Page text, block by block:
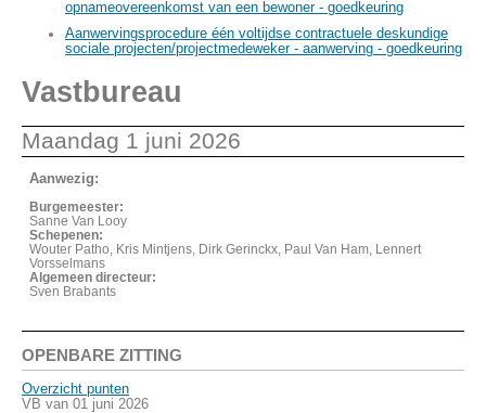
opnameovereenkomst van een bewoner - goedkeuring
Aanwervingsprocedure één voltijdse contractuele deskundige
sociale projecten/projectmedeweker - aanwerving - goedkeuring
Vastbureau
Maandag 1 juni 2026
Aanwezig:
Burgemeester:
Sanne Van Looy
Schepenen:
Wouter Patho, Kris Mintjens, Dirk Gerinckx, Paul Van Ham, Lennert
Vorsselmans
Algemeen directeur:
Sven Brabants
OPENBARE ZITTING
Overzicht punten
VB van 01 juni 2026